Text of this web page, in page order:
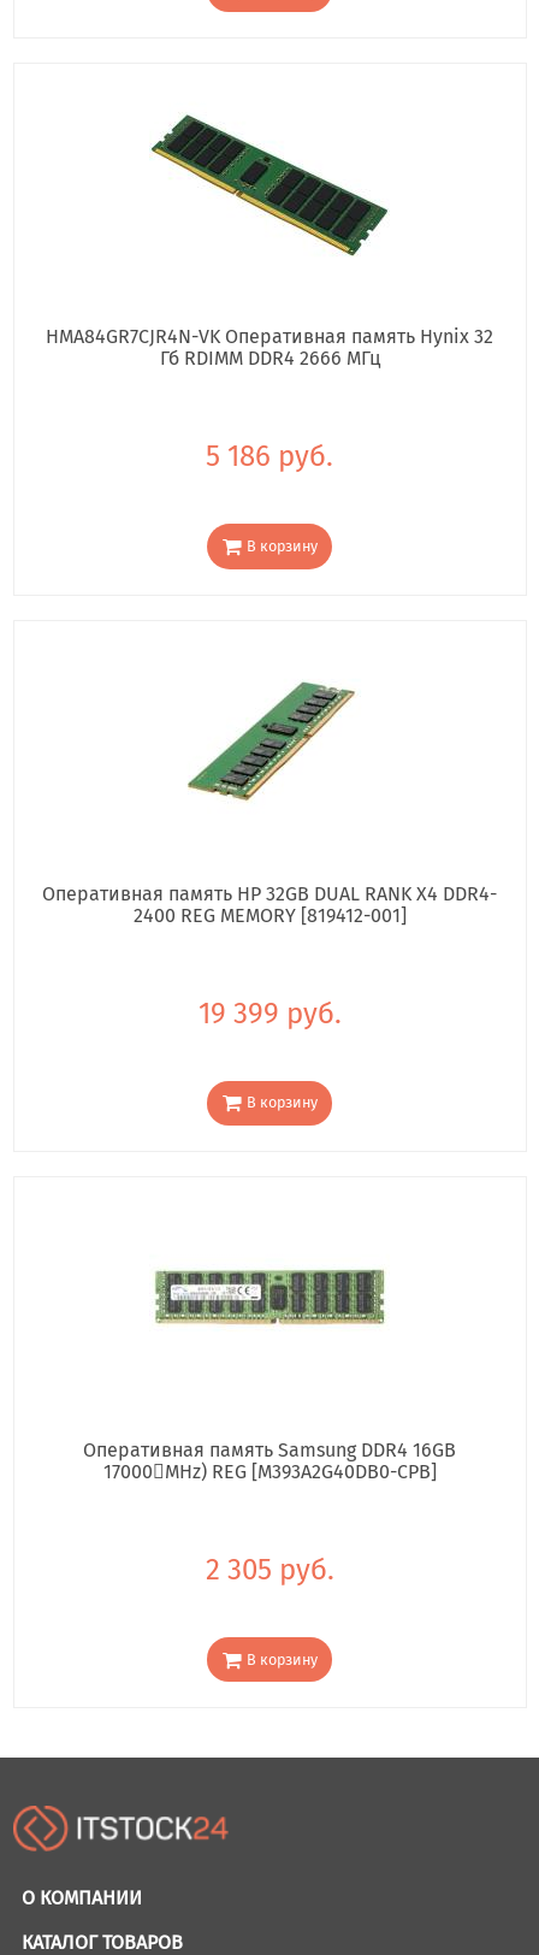
HMA84GR7CJR4N-VK Оперативная память Hynix 32
Гб RDIMM DDR4 2666 МГц
5 186 руб.
В корзину
Оперативная память HP 32GB DUAL RANK X4 DDR4-
2400 REG MEMORY [819412-001]
19 399 руб.
В корзину
Оперативная память Samsung DDR4 16GB
17000񢋕MHz) REG [M393A2G40DB0-CPB]
2 305 руб.
В корзину
О КОМПАНИИ
КАТАЛОГ ТОВАРОВ